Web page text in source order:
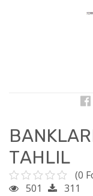
TАHLIL
(0
501
311